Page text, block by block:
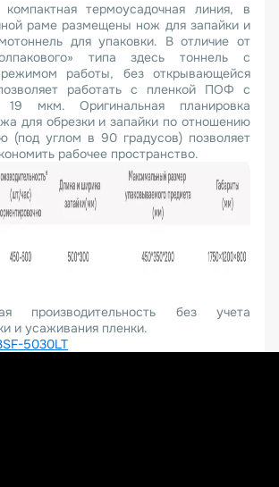
термоусадочная линия, в
раме размещены нож для запайки и
для упаковки. В отличие от
типа здесь тоннель с
работы, без открывающейся
работать с пленкой ПОФ с
мкм. Оригинальная планировка
для обрезки и запайки по отношению
(под углом в 90 градусов) позволяет
рабочее пространство.
производительность без учета
и усаживания пленки.
5030LT